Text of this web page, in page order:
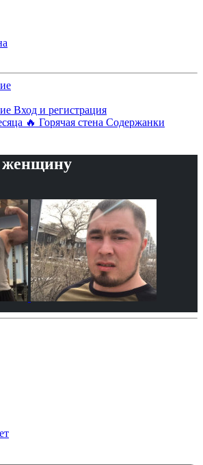
Вход и регистрация
🔥 Горячая стена Содержанки